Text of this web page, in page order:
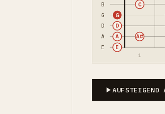
B
G
D
A
E
1
E
A A#
D
G
C
AUFSTEIGEND